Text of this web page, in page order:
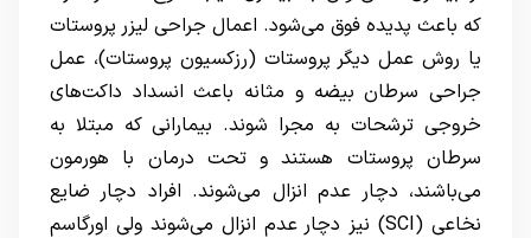
که باعث پدیده فوق می‌شود. اعمال جراحی لیزر پروستات
یا روش عمل دیگر پروستات (رزکسیون پروستات)، عمل
جراحی سرطان بیضه و مثانه باعث انسداد داکت‌های
خروجی ترشحات به مجرا شوند. بیمارانی که مبتلا به
سرطان پروستات هستند و تحت درمان با هورمون
می‌باشند، دچار عدم انزال می‌شوند. افراد دچار ضایع
نخاعی (SCI) نیز دچار عدم انزال می‌شوند ولی اورگاسم